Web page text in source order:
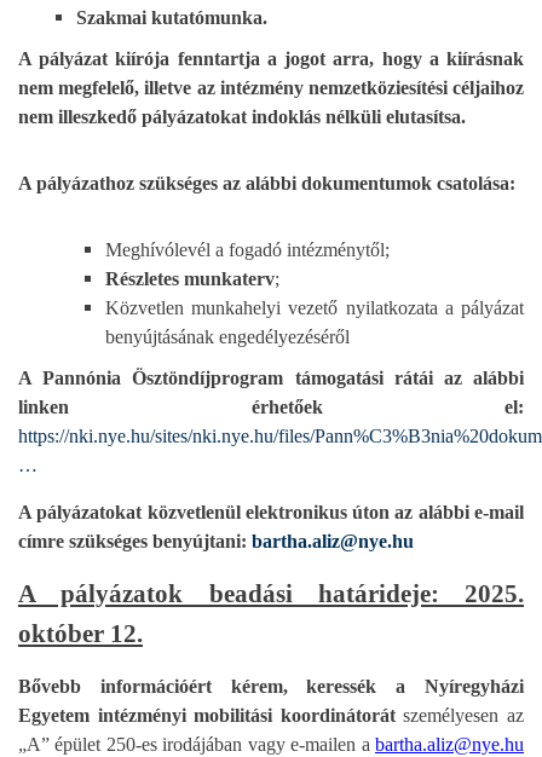
Szakmai kutatómunka.
A pályázat kiírója fenntartja a jogot arra, hogy a kiírásnak
nem megfelelő, illetve az intézmény nemzetköziesítési céljaihoz
nem illeszkedő pályázatokat indoklás nélküli elutasítsa.
A pályázathoz szükséges az alábbi dokumentumok csatolása:
Meghívólevél a fogadó intézménytől;
Részletes munkaterv;
Közvetlen munkahelyi vezető nyilatkozata a pályázat
benyújtásának engedélyezéséről
A Pannónia Ösztöndíjprogram támogatási rátái az alábbi
linken érhetőek el:
https://nki.nye.hu/sites/nki.nye.hu/files/
…
A pályázatokat közvetlenül elektronikus úton az alábbi e-mail
címre szükséges benyújtani: bartha.aliz@nye.hu
A pályázatok beadási határideje: 2025.
október 12.
Bővebb információért kérem, keressék a Nyíregyházi
Egyetem intézményi mobilitási koordinátorátszemélyesen az
„A” épület 250-es irodájában vagy e-mailen a bartha.aliz@nye.hu